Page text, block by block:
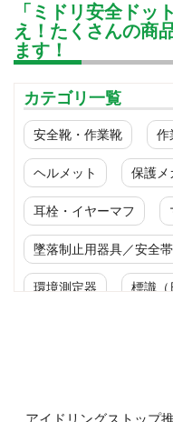
「ミドリ安全ドッ
え！たくさんの商
ます！
カテゴリ一覧
安全靴・作業靴 作
ヘルメット 保護メ
耳栓・イヤーマフ
墜落制止用器具／安全帯
環境測定器 標識（
アイドリングストップ